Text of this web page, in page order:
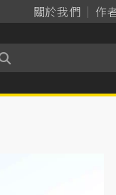
關於我們 作